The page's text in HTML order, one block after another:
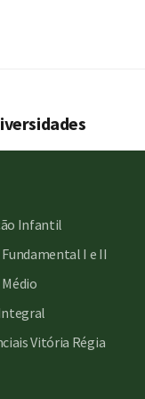
Infantil
I e II
Vitória Régia